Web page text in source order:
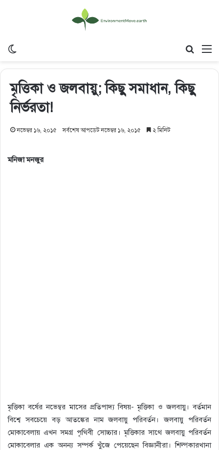
মৃত্তিকা ও জলবায়ু; কিছু সমাধান, কিছু
নির্ভরতা!
নভেম্বর ১৬, ২০১৫ সর্বশেষ আপডেট নভেম্বর ১৬, ২০১৫ ২ মিনিট
মনিজা মনজুর
মৃত্তিকা বর্ষের নভেম্বর মাসের প্রতিপাদ্য বিষয়- মৃত্তিকা ও জলবায়ু। বর্তমান
বিশ্বে সবচেয়ে বড় আতঙ্কের নাম জলবায়ু পরিবর্তন। জলবায়ু পরিবর্তন
মোকাবেলায় এখন সমগ্র পৃথিবী সোচ্চার। মৃত্তিকার সাথে জলবায়ু পরিবর্তন
মোকাবেলার এক অনন্য সম্পর্ক খুঁজে পেয়েছেন বিজ্ঞানীরা। শিল্পকারখানা